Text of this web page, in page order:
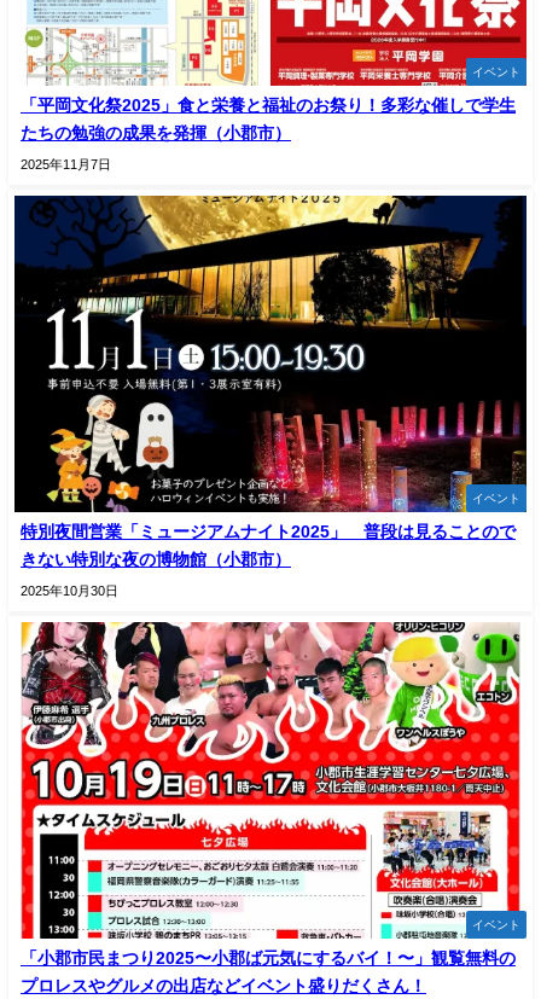
イベント
「平岡文化祭2025」食と栄養と福祉のお祭り！多彩な催しで学生
たちの勉強の成果を発揮（小郡市）
2025年11月7日
イベント
特別夜間営業「ミュージアムナイト2025」 普段は見ることので
きない特別な夜の博物館（小郡市）
2025年10月30日
イベント
「小郡市民まつり2025〜小郡ば元気にするバイ！〜」観覧無料の
プロレスやグルメの出店などイベント盛りだくさん！